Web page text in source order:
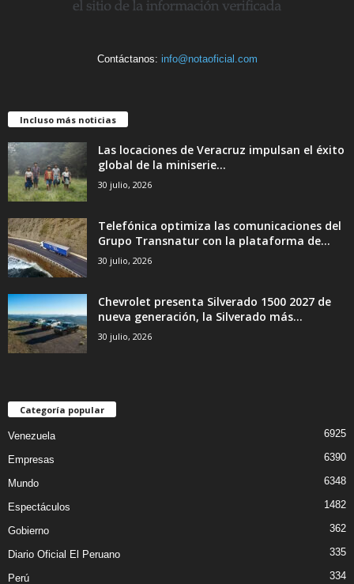
Contáctanos: info@notaoficial.com
Incluso más noticias
Las locaciones de Veracruz impulsan el éxito
global de la miniserie...
30 julio, 2026
Telefónica optimiza las comunicaciones del
Grupo Transnatur con la plataforma de...
30 julio, 2026
Chevrolet presenta Silverado 1500 2027 de
nueva generación, la Silverado más...
30 julio, 2026
Categoría popular
Venezuela 6925
Empresas 6390
Mundo 6348
Espectáculos 1482
Gobierno 362
Diario Oficial El Peruano 335
Perú 334